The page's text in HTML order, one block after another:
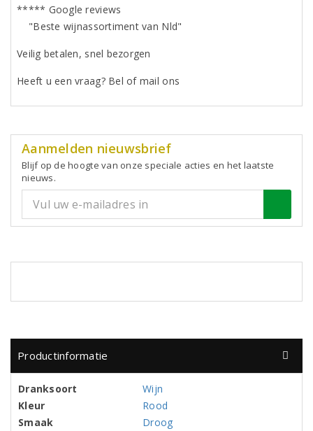
***** Google reviews
"Beste wijnassortiment van Nld"
Veilig betalen, snel bezorgen
Heeft u een vraag? Bel of mail ons
Aanmelden nieuwsbrief
Blijf op de hoogte van onze speciale acties en het laatste
nieuws.
Productinformatie
Dranksoort
Wijn
Kleur
Rood
Smaak
Droog